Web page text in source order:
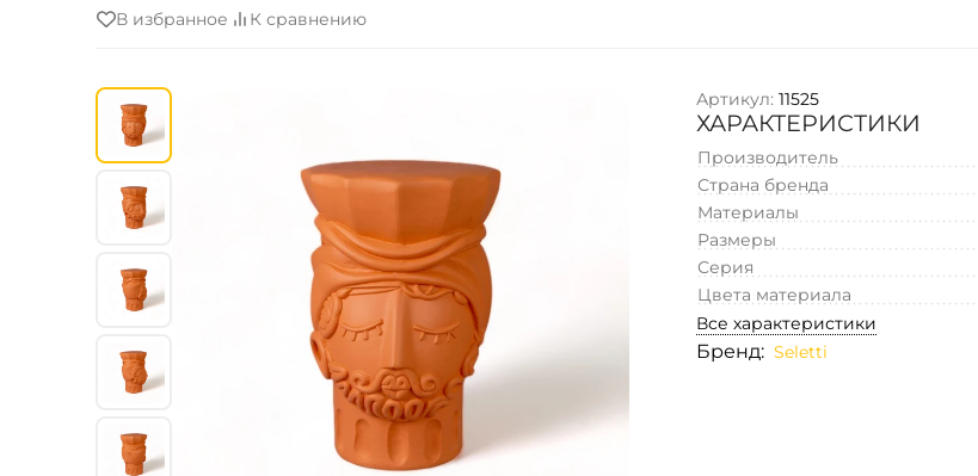
В избранное К сравнению
Артикул: 11525
ХАРАКТЕРИСТИКИ
Производитель
Страна бренда
Материалы
Размеры
Серия
Цвета материала
Все характеристики
Бренд: Seletti